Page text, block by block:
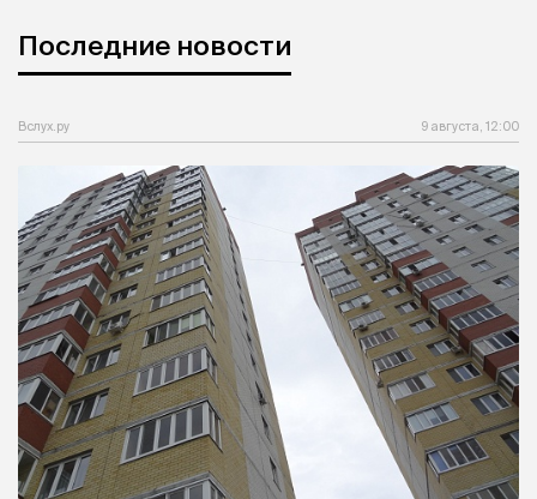
Последние новости
Вслух.ру 9 августа, 12:00